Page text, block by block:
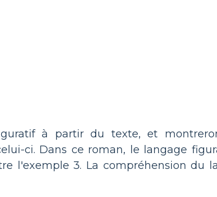
à partir du texte, et
ci. Dans ce roman, le langage
l'exemple 3. La compréhension du